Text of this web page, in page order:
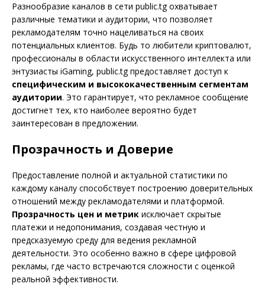
Разнообразие каналов в сети public.tg охватывает
различные тематики и аудитории, что позволяет
рекламодателям точно нацеливаться на своих
потенциальных клиентов. Будь то любители криптовалют,
профессионалы в области искусственного интеллекта или
энтузиасты iGaming, public.tg предоставляет доступ к
специфическим и высококачественным сегментам
аудитории. Это гарантирует, что рекламное сообщение
достигнет тех, кто наиболее вероятно будет
заинтересован в предложении.
Прозрачность и Доверие
Предоставление полной и актуальной статистики по
каждому каналу способствует построению доверительных
отношений между рекламодателями и платформой.
Прозрачность цен и метрик исключает скрытые
платежи и недопонимания, создавая честную и
предсказуемую среду для ведения рекламной
деятельности. Это особенно важно в сфере цифровой
рекламы, где часто встречаются сложности с оценкой
реальной эффективности.